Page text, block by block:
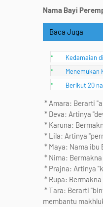
Nama Bayi
Baca Juga
Kedamaian
Menemukan
Berikut 20
* Amara: Berarti
* Deva: Artinya
* Karuna:
* Lila: Artinya
* Maya: Nama ibu
* Nima:
* Prajna: Artinya
* Rupa:
* Tara: Berarti
membantu